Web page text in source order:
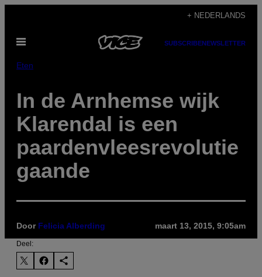
de
inhoud
+ NEDERLANDS
Open
SUBSCRIBENEWSLETTER
Eten
In de Arnhemse wijk
Klarendal is een
paardenvleesrevolutie
gaande
Door Felicia Alberding maart 13, 2015, 9:05am
Deel: